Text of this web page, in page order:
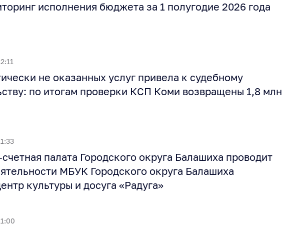
исполнения бюджета за 1 полугодие 2026 года
не оказанных услуг привела к судебному
по итогам проверки КСП Коми возвращены 1,8 млн
палата Городского округа Балашиха проводит
МБУК Городского округа Балашиха
культуры и досуга «Радуга»